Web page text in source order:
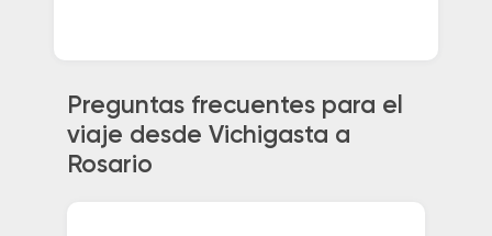
Preguntas frecuentes para el
viaje desde Vichigasta a
Rosario